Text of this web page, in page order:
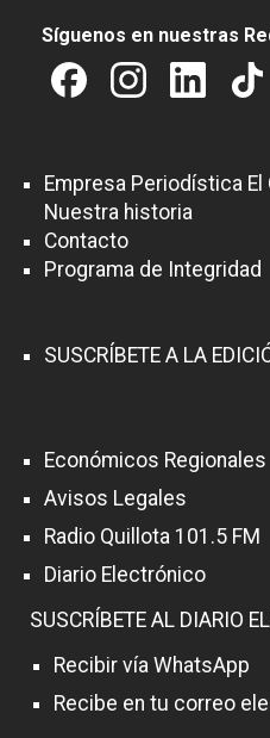
Síguenos en nuestras
Empresa Periodística
Nuestra historia
Contacto
Programa de Integridad
SUSCRÍBETE A LA
Económicos Regionales
Avisos Legales
Radio Quillota 101.5 FM
Diario Electrónico
SUSCRÍBETE AL DIARIO
Recibir vía WhatsApp
Recibe en tu correo